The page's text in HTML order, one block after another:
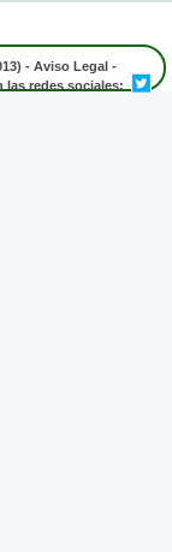
- Aviso Legal -
las redes sociales: